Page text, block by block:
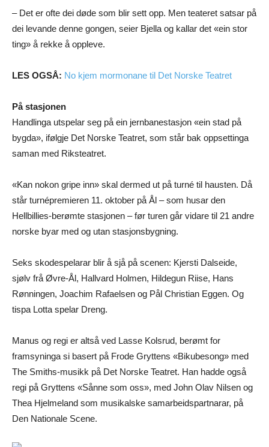
– Det er ofte dei døde som blir sett opp. Men teateret satsar på
dei levande denne gongen, seier Bjella og kallar det «ein stor
ting» å rekke å oppleve.
LES OGSÅ: No kjem mormonane til Det Norske Teatret
På stasjonen
Handlinga utspelar seg på ein jernbanestasjon «ein stad på
bygda», ifølgje Det Norske Teatret, som står bak oppsettinga
saman med Riksteatret.
«Kan nokon gripe inn» skal dermed ut på turné til hausten. Då
står turnépremieren 11. oktober på Ål – som husar den
Hellbillies-berømte stasjonen – før turen går vidare til 21 andre
norske byar med og utan stasjonsbygning.
Seks skodespelarar blir å sjå på scenen: Kjersti Dalseide,
sjølv frå Øvre-Ål, Hallvard Holmen, Hildegun Riise, Hans
Rønningen, Joachim Rafaelsen og Pål Christian Eggen. Og
tispa Lotta spelar Dreng.
Manus og regi er altså ved Lasse Kolsrud, berømt for
framsyninga si basert på Frode Gryttens «Bikubesong» med
The Smiths-musikk på Det Norske Teatret. Han hadde også
regi på Gryttens «Sånne som oss», med John Olav Nilsen og
Thea Hjelmeland som musikalske samarbeidspartnarar, på
Den Nationale Scene.